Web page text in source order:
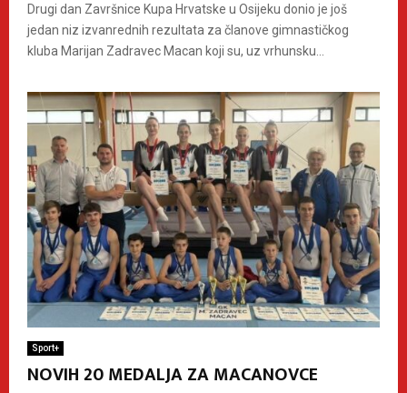
Drugi dan Završnice Kupa Hrvatske u Osijeku donio je još
jedan niz izvanrednih rezultata za članove gimnastičkog
kluba Marijan Zadravec Macan koji su, uz vrhunsku...
Sport+
NOVIH 20 MEDALJA ZA MACANOVCE